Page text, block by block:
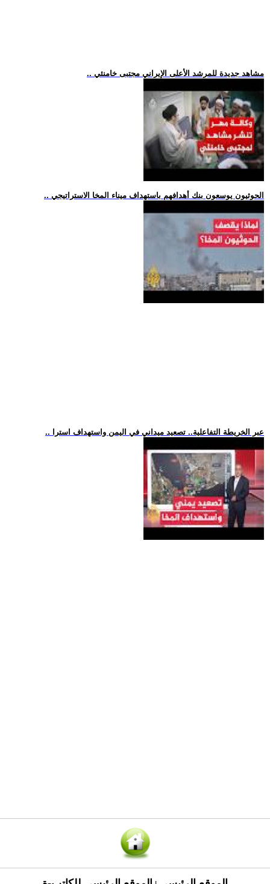
.. مشاهد جديدة للمرشد الأعلى الإيراني مجتبى خامنئي
.. الحوثيون يوسعون بنك أهدافهم باستهداف ميناء المخا الاستراتيجي
.. عبر الخريطة التفاعلية.. تصعيد ميداني في اليمن واستهداف استرا